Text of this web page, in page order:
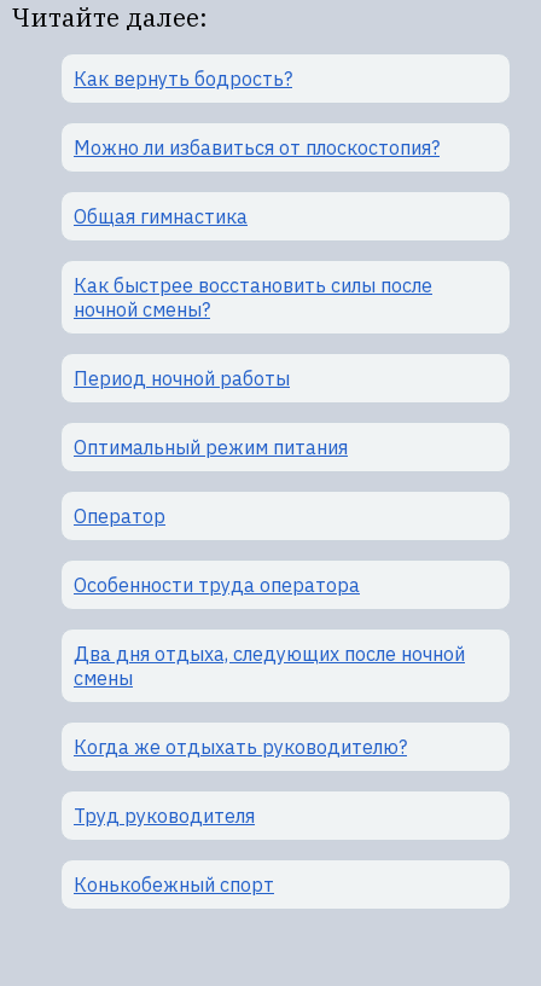
Читайте далее:
Как вернуть бодрость?
Можно ли избавиться от плоскостопия?
Общая гимнастика
Как быстрее восстановить силы после
ночной смены?
Период ночной работы
Оптимальный режим питания
Оператор
Особенности труда оператора
Два дня отдыха, следующих после ночной
смены
Когда же отдыхать руководителю?
Труд руководителя
Конькобежный спорт